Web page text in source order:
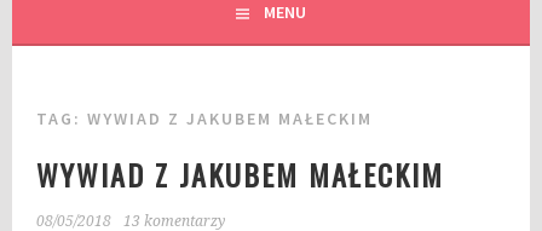
MENU
TAG:WYWIAD Z JAKUBEM MAŁECKIM
WYWIAD Z JAKUBEM MAŁECKIM
08/05/2018 13 komentarzy